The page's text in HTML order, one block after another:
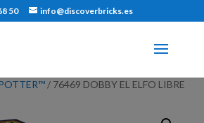
50 info@discoverbricks.es
/ 76469 DOBBY EL ELFO LIBRE